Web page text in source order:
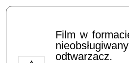
Film w
odtwarzacz.